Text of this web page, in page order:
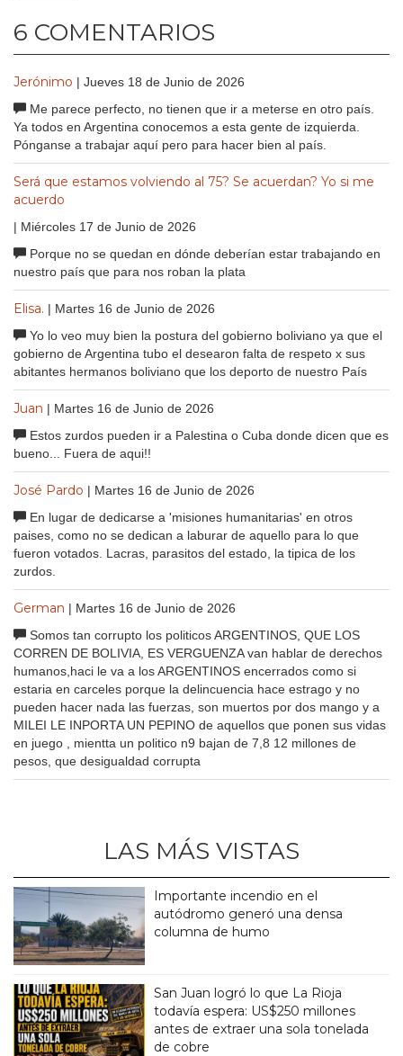
6 COMENTARIOS
Jerónimo | Jueves 18 de Junio de 2026
Me parece perfecto, no tienen que ir a meterse en otro país.
Ya todos en Argentina conocemos a esta gente de izquierda.
Pónganse a trabajar aquí pero para hacer bien al país.
Será que estamos volviendo al 75? Se acuerdan? Yo si me
acuerdo
| Miércoles 17 de Junio de 2026
Porque no se quedan en dónde deberían estar trabajando en
nuestro país que para nos roban la plata
Elisa. | Martes 16 de Junio de 2026
Yo lo veo muy bien la postura del gobierno boliviano ya que el
gobierno de Argentina tubo el desearon falta de respeto x sus
abitantes hermanos boliviano que los deporto de nuestro País
Juan | Martes 16 de Junio de 2026
Estos zurdos pueden ir a Palestina o Cuba donde dicen que es
bueno... Fuera de aqui!!
José Pardo | Martes 16 de Junio de 2026
En lugar de dedicarse a 'misiones humanitarias' en otros
paises, como no se dedican a laburar de aquello para lo que
fueron votados. Lacras, parasitos del estado, la tipica de los
zurdos.
German | Martes 16 de Junio de 2026
Somos tan corrupto los politicos ARGENTINOS, QUE LOS
CORREN DE BOLIVIA, ES VERGUENZA van hablar de derechos
humanos,haci le va a los ARGENTINOS encerrados como si
estaria en carceles porque la delincuencia hace estrago y no
pueden hacer nada las fuerzas, son muertos por dos mango y a
MILEI LE INPORTA UN PEPINO de aquellos que ponen sus vidas
en juego , mientta un politico n9 bajan de 7,8 12 millones de
pesos, que desigualdad corrupta
LAS MÁS VISTAS
Importante incendio en el
autódromo generó una densa
columna de humo
San Juan logró lo que La Rioja
todavía espera: US$250 millones
antes de extraer una sola tonelada
de cobre